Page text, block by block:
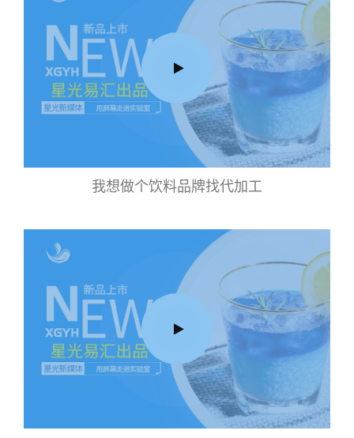
我想做个饮料品牌找代加工